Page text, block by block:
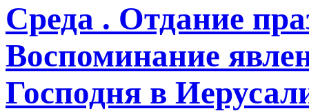
Среда . Отдание
Воспоминание
Господня в